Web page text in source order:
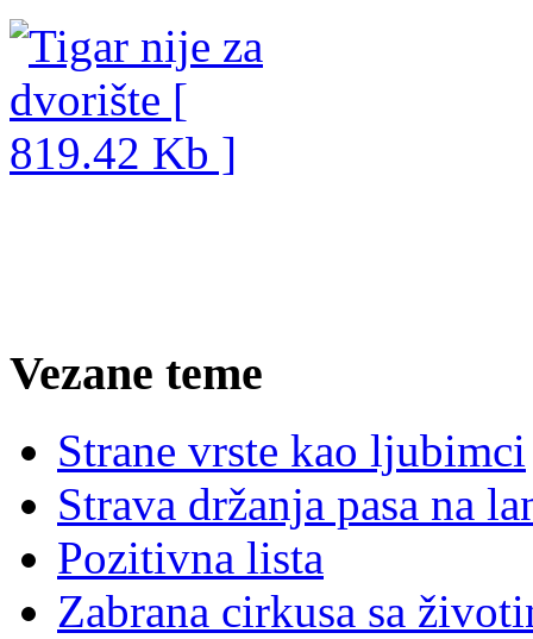
Vezane teme
Strane vrste kao ljubimci
Strava držanja pasa na
Pozitivna lista
Zabrana cirkusa sa